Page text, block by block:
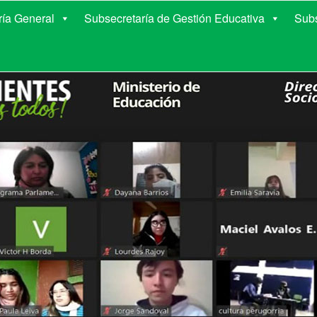
EDUCACIÓN DE
General Subsecretaría de Gestión Educativa